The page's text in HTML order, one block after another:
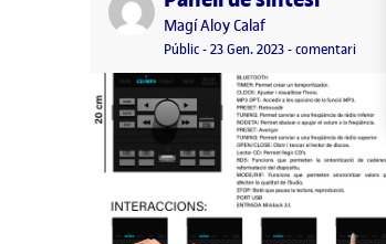
Publicat per
Magí Aloy Calaf
Visibilitat:
Públic-Data de publicació
23 Gen. 2023-comentariel